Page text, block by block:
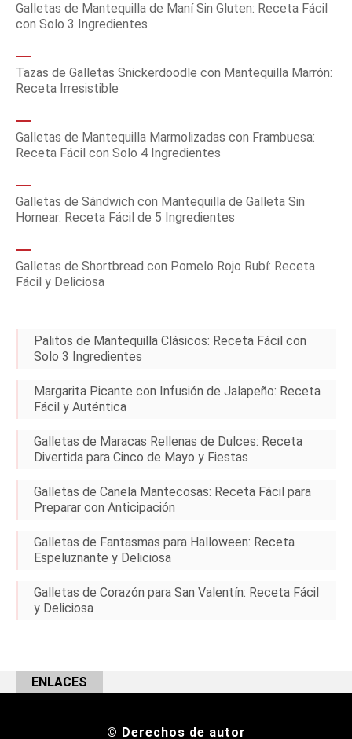
Galletas de Mantequilla de Maní Sin Gluten: Receta Fácil
con Solo 3 Ingredientes
Tazas de Galletas Snickerdoodle con Mantequilla Marrón:
Receta Irresistible
Galletas de Mantequilla Marmolizadas con Frambuesa:
Receta Fácil con Solo 4 Ingredientes
Galletas de Sándwich con Mantequilla de Galleta Sin
Hornear: Receta Fácil de 5 Ingredientes
Galletas de Shortbread con Pomelo Rojo Rubí: Receta
Fácil y Deliciosa
Palitos de Mantequilla Clásicos: Receta Fácil con
Solo 3 Ingredientes
Margarita Picante con Infusión de Jalapeño: Receta
Fácil y Auténtica
Galletas de Maracas Rellenas de Dulces: Receta
Divertida para Cinco de Mayo y Fiestas
Galletas de Canela Mantecosas: Receta Fácil para
Preparar con Anticipación
Galletas de Fantasmas para Halloween: Receta
Espeluznante y Deliciosa
Galletas de Corazón para San Valentín: Receta Fácil
y Deliciosa
ENLACES
© Derechos de autor